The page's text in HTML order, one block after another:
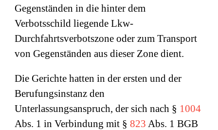
Gegenständen in die hinter dem
Verbotsschild liegende Lkw-
Durchfahrtsverbotszone oder zum Transport
von Gegenständen aus dieser Zone dient.
Die Gerichte hatten in der ersten und der
Berufungsinstanz den
Unterlassungsanspruch, der sich nach § 1004
Abs. 1 in Verbindung mit § 823 Abs. 1 BGB